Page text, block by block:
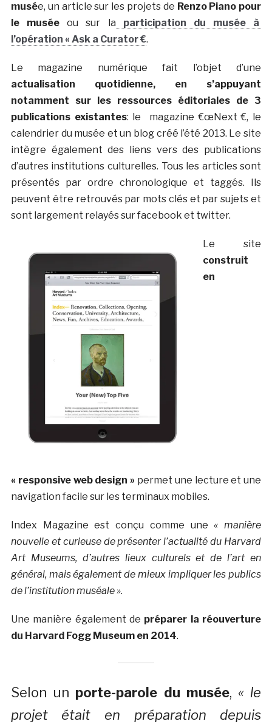
musée, un article sur les projets de Renzo Piano pour
le muséeou sur la participation du musée à
l’opération « Ask a Curator €.
Le magazine numérique fait l’objet d’une
actualisation quotidienne, en s’appuyant
notamment sur les ressources éditoriales de 3
publications existantes: le magazine €œNext €, le
calendrier du musée et un blog créé l’été 2013. Le site
intègre également des liens vers des publications
d’autres institutions culturelles. Tous les articles sont
présentés par ordre chronologique et taggés. Ils
peuvent être retrouvés par mots clés et par sujets et
sont largement relayés sur facebook et twitter.
Le site
construit
en
« responsive web design » permet une lecture et une
navigation facile sur les terminaux mobiles.
Index Magazine est conçu comme une« manière
nouvelle et curieuse de présenter l’actualité du Harvard
Art Museums, d’autres lieux culturels et de l’art en
général, mais également de mieux impliquer les publics
de l’institution muséale ».
Une manière également de préparer la réouverture
du Harvard Fogg Museum en 2014.
Selon un porte-parole du musée, « le
projet était en préparation depuis